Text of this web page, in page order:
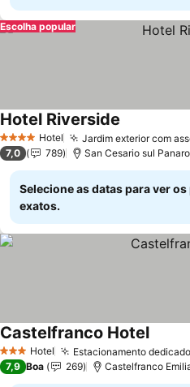
Escolha popular
4 EstrelasHotel Jardim exterior com
Hotel Riverside
7,0 789 San Cesario sul
Selecione as datas para ver
exatos.
3 EstrelasHotel Estacionamento
Castelfranco Hotel
7,9 Boa 269 Castelfranco